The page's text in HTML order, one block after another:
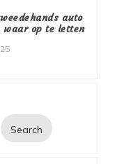
auto
waar op te letten
Search